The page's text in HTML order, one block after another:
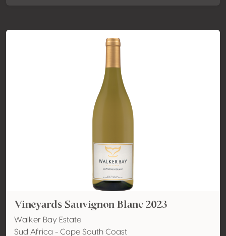
Vineyards Sauvignon Blanc 2023
Walker Bay Estate
Sud Africa - Cape South Coast